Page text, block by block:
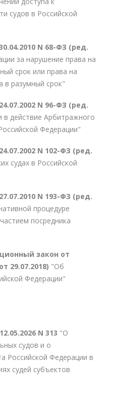
судов в Российской
N 68-ФЗ (ред.
за нарушение права на
срок или права на
в разумный срок"
N 96-ФЗ (ред.
в действие Арбитражного
Федерации"
N 102-ФЗ (ред.
судах в Российской
N 193-ФЗ (ред.
процедуре
посредника
закон от
29.07.2018) "Об
Федерации"
N 313 "О
судов и о
Российской Федерации в
судей субъектов